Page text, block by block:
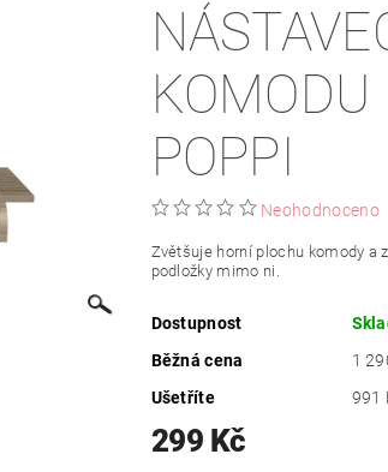
OSOBNÍCH ÚDAJŮ NAPIŠTE NÁM
MOJE OBJEDNÁVKA
POPPI
Neohodnoceno
Zvětšuje horní plochu komody a
podložky mimo ni.
Dostupnost
Běžná cena
1
Ušetříte
991
299 Kč